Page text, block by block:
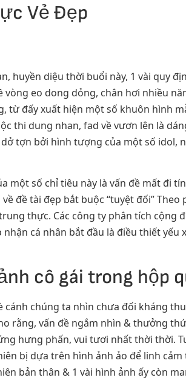
Vẻ Đẹp
huyền diệu thời buổi này, 1 vài quy
eo dong dỏng, chân hơi nhiều
đấy xuất hiện một số khuôn hình
thi dung nhan, fad về vươn lên là
tợn bởi hình tượng của một số idol,
một số chỉ tiêu này là vấn đề mất đi
đề tài đẹp bắt buộc “tuyệt đối”
thực. Các công ty phân tích cộng
cá nhân bắt đầu là điều thiết yếu
cô gái trong hộp
chúng ta nhìn chưa đối kháng
rằng, vấn đề ngắm nhìn & thưởng
hưng phấn, vui tươi nhất thời thời.
bị dựa trên hình ảnh ảo để linh
bản thân & 1 vài hình ảnh ấy còn